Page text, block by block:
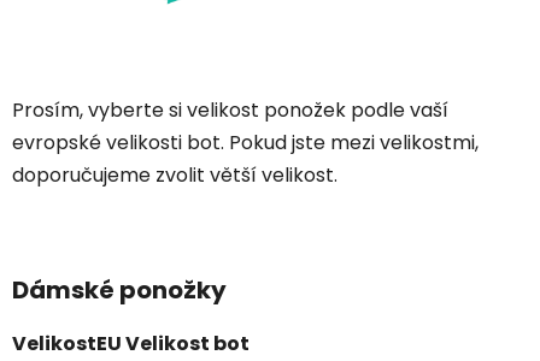
Prosím, vyberte si velikost ponožek podle vaší
evropské velikosti bot. Pokud jste mezi velikostmi,
doporučujeme zvolit větší velikost.
Dámské ponožky
VelikostEU Velikost bot